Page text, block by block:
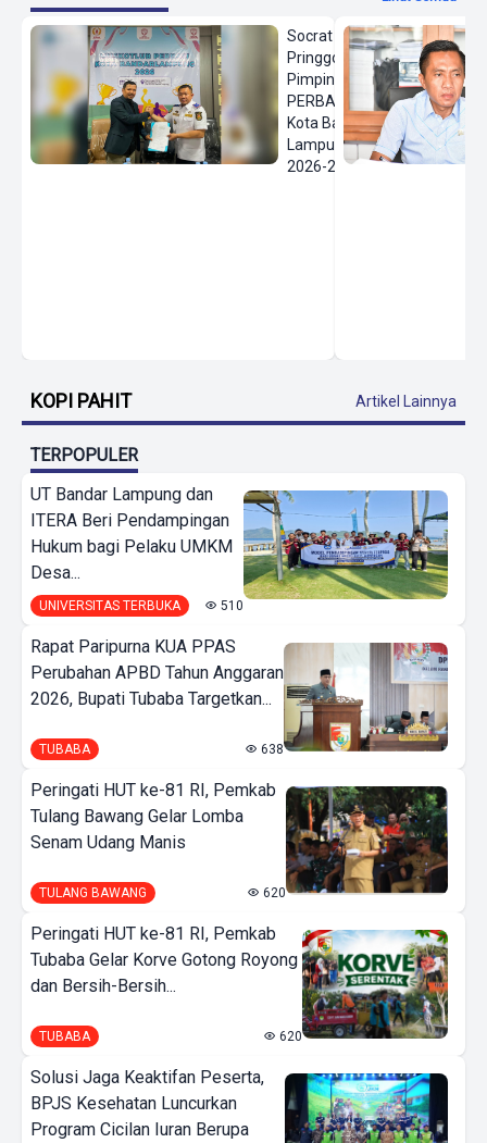
Socrat
Pringgodanu
Pimpin
PERBASI
Kota Bandar
Lampung
2026-2030
KOPI PAHIT Artikel Lainnya
TERPOPULER
UT Bandar Lampung dan
ITERA Beri Pendampingan
Hukum bagi Pelaku UMKM
Desa...
UNIVERSITAS TERBUKA 510
Rapat Paripurna KUA PPAS
Perubahan APBD Tahun Anggaran
2026, Bupati Tubaba Targetkan...
TUBABA 638
Peringati HUT ke-81 RI, Pemkab
Tulang Bawang Gelar Lomba
Senam Udang Manis
TULANG BAWANG 620
Peringati HUT ke-81 RI, Pemkab
Tubaba Gelar Korve Gotong Royong
dan Bersih-Bersih...
TUBABA 620
Solusi Jaga Keaktifan Peserta,
BPJS Kesehatan Luncurkan
Program Cicilan Iuran Berupa